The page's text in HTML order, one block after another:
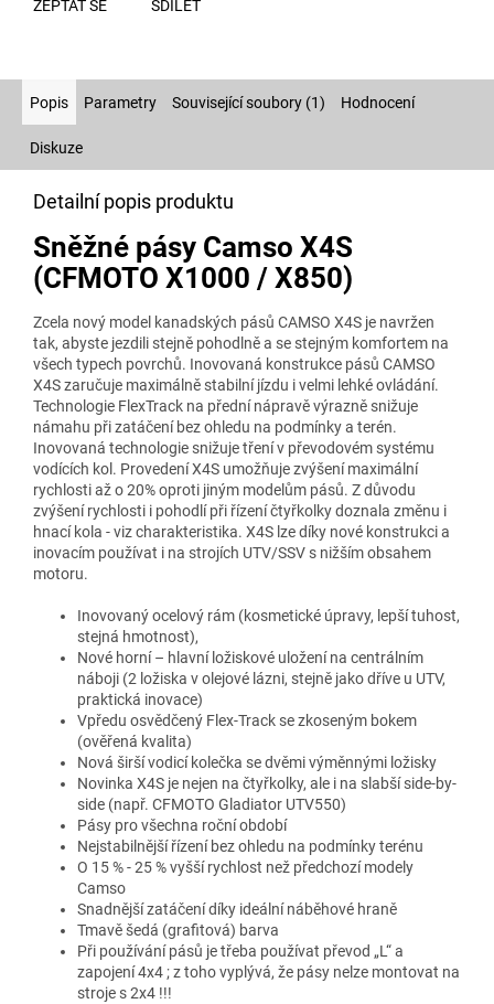
ZEPTAT SE SDÍLET
Popis Parametry Související soubory (1) Hodnocení
Diskuze
Detailní popis produktu
Sněžné pásy Camso X4S
(CFMOTO X1000 / X850)
Zcela nový model kanadských pásů CAMSO X4S je navržen
tak, abyste jezdili stejně pohodlně a se stejným komfortem na
všech typech povrchů. Inovovaná konstrukce pásů CAMSO
X4S zaručuje maximálně stabilní jízdu i velmi lehké ovládání.
Technologie FlexTrack na přední nápravě výrazně snižuje
námahu při zatáčení bez ohledu na podmínky a terén.
Inovovaná technologie snižuje tření v převodovém systému
vodících kol. Provedení X4S umožňuje zvýšení maximální
rychlosti až o 20% oproti jiným modelům pásů. Z důvodu
zvýšení rychlosti i pohodlí při řízení čtyřkolky doznala změnu i
hnací kola - viz charakteristika. X4S lze díky nové konstrukci a
inovacím používat i na strojích UTV/SSV s nižším obsahem
motoru.
Inovovaný ocelový rám (kosmetické úpravy, lepší tuhost,
stejná hmotnost),
Nové horní – hlavní ložiskové uložení na centrálním
náboji (2 ložiska v olejové lázni, stejně jako dříve u UTV,
praktická inovace)
Vpředu osvědčený Flex-Track se zkoseným bokem
(ověřená kvalita)
Nová širší vodicí kolečka se dvěmi výměnnými ložisky
Novinka X4S je nejen na čtyřkolky, ale i na slabší side-by-
side (např. CFMOTO Gladiator UTV550)
Pásy pro všechna roční období
Nejstabilnější řízení bez ohledu na podmínky terénu
O 15 % - 25 % vyšší rychlost než předchozí modely
Camso
Snadnější zatáčení díky ideální náběhové hraně
Tmavě šedá (grafitová) barva
Při používání pásů je třeba používat převod „L“ a
zapojení 4x4 ; z toho vyplývá, že pásy nelze montovat na
stroje s 2x4 !!!